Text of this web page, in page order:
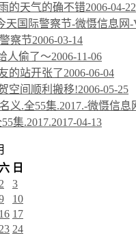
的天气的确不错2006-04-22
察节2006-03-14
人偷了～2006-11-06
的站开张了2006-06-04
空间顺利搬移!2006-05-25
集.2017.2017-04-13
六 日
2
3
10
16 17
23 24